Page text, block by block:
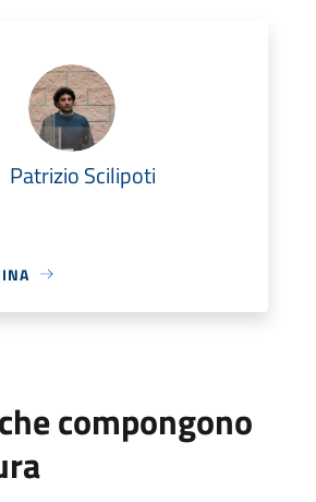
Patrizio Scilipoti
compongono